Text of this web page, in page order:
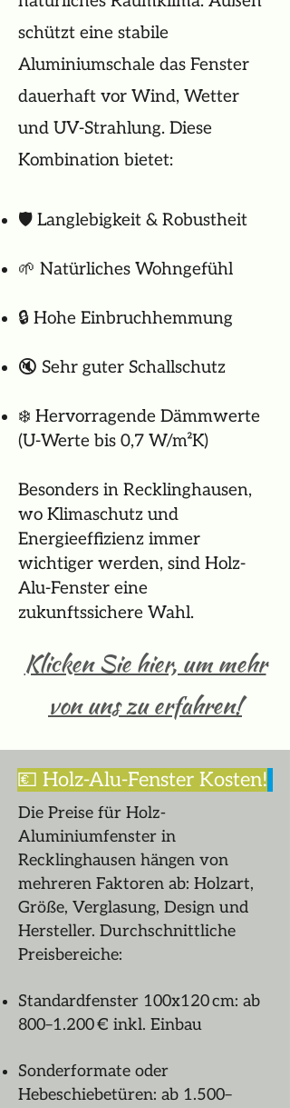
schützt eine stabile
Aluminiumschale das Fenster
dauerhaft vor Wind, Wetter
und UV-Strahlung. Diese
Kombination bietet:
🛡️ Langlebigkeit & Robustheit
🌱 Natürliches Wohngefühl
🔒 Hohe Einbruchhemmung
🔇 Sehr guter Schallschutz
❄️ Hervorragende Dämmwerte
(U-Werte bis 0,7 W/m²K)
Besonders in Recklinghausen,
wo Klimaschutz und
Energieeffizienz immer
wichtiger werden, sind Holz-
Alu-Fenster eine
zukunftssichere Wahl.
Klicken Sie hier, um mehr
von uns zu erfahren!
💶 Holz-Alu-Fenster Kosten!
Die Preise für Holz-
Aluminiumfenster in
Recklinghausen hängen von
mehreren Faktoren ab: Holzart,
Größe, Verglasung, Design und
Hersteller. Durchschnittliche
Preisbereiche:
Standardfenster 100x120 cm: ab
800–1.200 € inkl. Einbau
Sonderformate oder
Hebeschiebetüren: ab 1.500–